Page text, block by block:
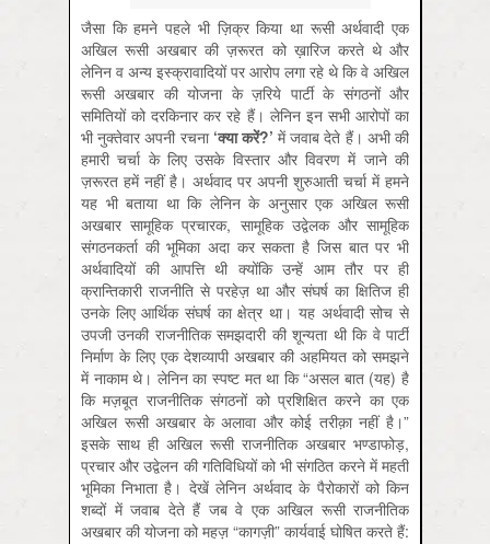
जैसा कि हमने पहले भी ज़िक्र किया था रूसी अर्थवादी एक
अखिल रूसी अखबार की ज़रूरत को ख़ारिज करते थे और
लेनिन व अन्य इस्क्रावादियों पर आरोप लगा रहे थे कि वे अखिल
रूसी अखबार की योजना के ज़रिये पार्टी के संगठनों और
समितियों को दरकिनार कर रहे हैं। लेनिन इन सभी आरोपों का
भी नुक्तेवार अपनी रचना ‘क्या करें?’ में जवाब देते हैं। अभी की
हमारी चर्चा के लिए उसके विस्तार और विवरण में जाने की
ज़रूरत हमें नहीं है। अर्थवाद पर अपनी शुरुआती चर्चा में हमने
यह भी बताया था कि लेनिन के अनुसार एक अखिल रूसी
अखबार सामूहिक प्रचारक, सामूहिक उद्वेलक और सामूहिक
संगठनकर्ता की भूमिका अदा कर सकता है जिस बात पर भी
अर्थवादियों की आपत्ति थी क्योंकि उन्हें आम तौर पर ही
क्रान्तिकारी राजनीति से परहेज़ था और संघर्ष का क्षितिज ही
उनके लिए आर्थिक संघर्ष का क्षेत्र था। यह अर्थवादी सोच से
उपजी उनकी राजनीतिक समझदारी की शून्यता थी कि वे पार्टी
निर्माण के लिए एक देशव्यापी अखबार की अहमियत को समझने
में नाकाम थे। लेनिन का स्पष्ट मत था कि “असल बात (यह) है
कि मज़बूत राजनीतिक संगठनों को प्रशिक्षित करने का एक
अखिल रूसी अखबार के अलावा और कोई तरीक़ा नहीं है।”
इसके साथ ही अखिल रूसी राजनीतिक अखबार भण्डाफोड़,
प्रचार और उद्वेलन की गतिविधियों को भी संगठित करने में महती
भूमिका निभाता है। देखें लेनिन अर्थवाद के पैरोकारों को किन
शब्दों में जवाब देते हैं जब वे एक अखिल रूसी राजनीतिक
अखबार की योजना को महज़ “कागज़ी” कार्यवाई घोषित करते हैं: